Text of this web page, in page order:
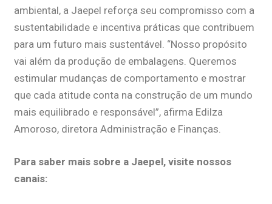
ambiental, a Jaepel reforça seu compromisso com a
sustentabilidade e incentiva práticas que contribuem
para um futuro mais sustentável. “Nosso propósito
vai além da produção de embalagens. Queremos
estimular mudanças de comportamento e mostrar
que cada atitude conta na construção de um mundo
mais equilibrado e responsável”, afirma Edilza
Amoroso, diretora Administração e Finanças.
Para saber mais sobre a Jaepel, visite nossos
canais: